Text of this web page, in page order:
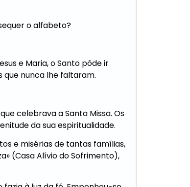
o alfabeto?
e Maria, o Santo pôde ir
que nunca lhe faltaram.
celebrava a Santa Missa. Os
da sua espiritualidade.
e misérias de tantas famílias,
(Casa Alívio do Sofrimento),